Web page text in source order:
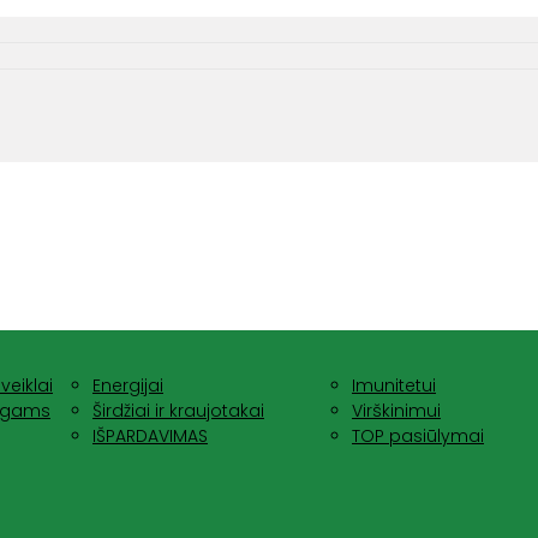
Energijai Imunitetui
Širdžiai ir kraujotakai Virškinimui
IŠPARDAVIMAS TOP pasiūlymai